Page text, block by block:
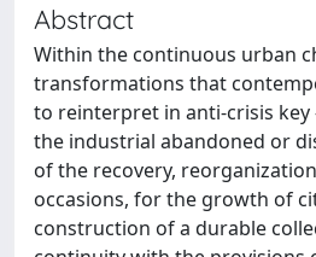
Abstract
Within the continuous urban
transformations that
to reinterpret in anti-crisis key
the industrial abandoned or
of the recovery,
occasions, for the growth of
construction of a durable